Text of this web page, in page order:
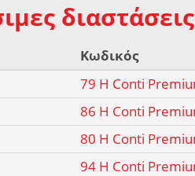
Κωδικός
79 H Conti
86 H Conti
80 H Conti
94 H Conti